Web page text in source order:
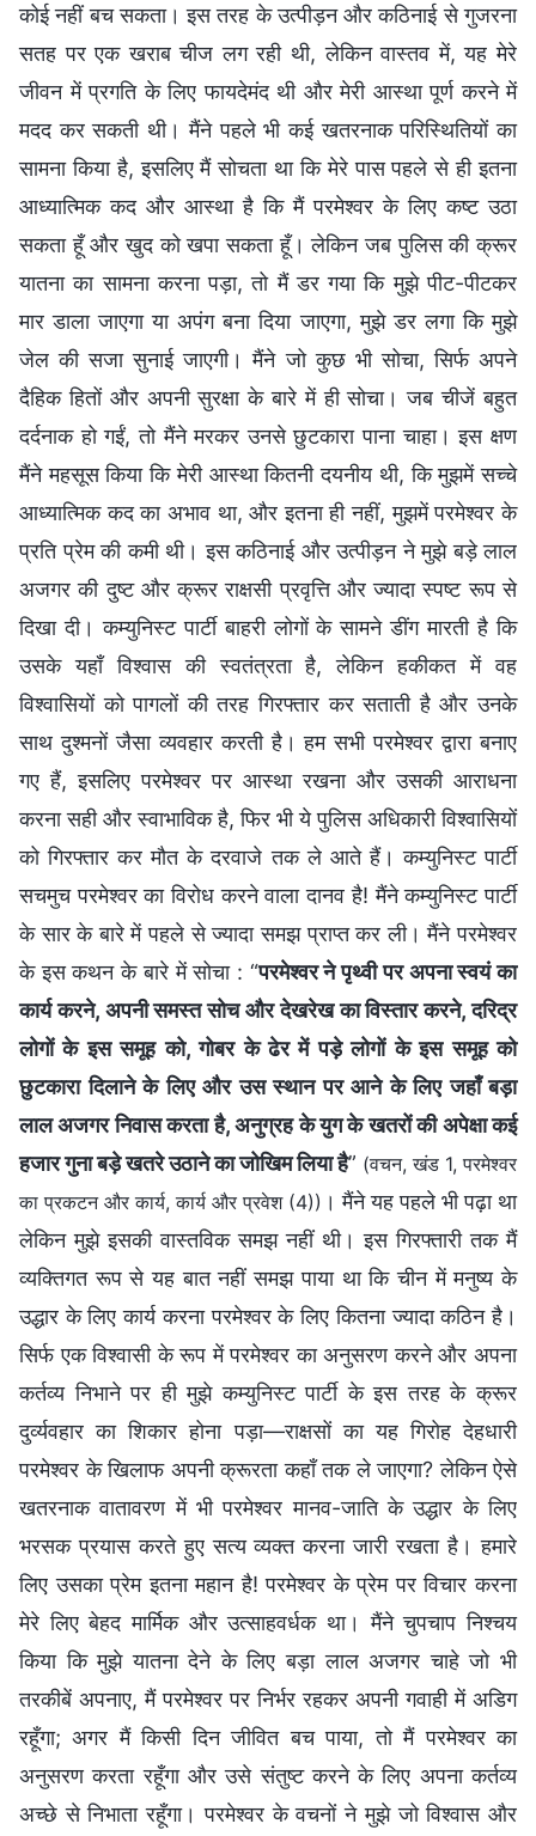
कोई नहीं बच सकता। इस तरह के उत्पीड़न और कठिनाई से गुजरना
सतह पर एक खराब चीज लग रही थी, लेकिन वास्तव में, यह मेरे
जीवन में प्रगति के लिए फायदेमंद थी और मेरी आस्था पूर्ण करने में
मदद कर सकती थी। मैंने पहले भी कई खतरनाक परिस्थितियों का
सामना किया है, इसलिए मैं सोचता था कि मेरे पास पहले से ही इतना
आध्यात्मिक कद और आस्था है कि मैं परमेश्वर के लिए कष्ट उठा
सकता हूँ और खुद को खपा सकता हूँ। लेकिन जब पुलिस की क्रूर
यातना का सामना करना पड़ा, तो मैं डर गया कि मुझे पीट-पीटकर
मार डाला जाएगा या अपंग बना दिया जाएगा, मुझे डर लगा कि मुझे
जेल की सजा सुनाई जाएगी। मैंने जो कुछ भी सोचा, सिर्फ अपने
दैहिक हितों और अपनी सुरक्षा के बारे में ही सोचा। जब चीजें बहुत
दर्दनाक हो गईं, तो मैंने मरकर उनसे छुटकारा पाना चाहा। इस क्षण
मैंने महसूस किया कि मेरी आस्था कितनी दयनीय थी, कि मुझमें सच्चे
आध्यात्मिक कद का अभाव था, और इतना ही नहीं, मुझमें परमेश्वर के
प्रति प्रेम की कमी थी। इस कठिनाई और उत्पीड़न ने मुझे बड़े लाल
अजगर की दुष्ट और क्रूर राक्षसी प्रवृत्ति और ज्यादा स्पष्ट रूप से
दिखा दी। कम्युनिस्ट पार्टी बाहरी लोगों के सामने डींग मारती है कि
उसके यहाँ विश्वास की स्वतंत्रता है, लेकिन हकीकत में वह
विश्वासियों को पागलों की तरह गिरफ्तार कर सताती है और उनके
साथ दुश्मनों जैसा व्यवहार करती है। हम सभी परमेश्वर द्वारा बनाए
गए हैं, इसलिए परमेश्वर पर आस्था रखना और उसकी आराधना
करना सही और स्वाभाविक है, फिर भी ये पुलिस अधिकारी विश्वासियों
को गिरफ्तार कर मौत के दरवाजे तक ले आते हैं। कम्युनिस्ट पार्टी
सचमुच परमेश्वर का विरोध करने वाला दानव है! मैंने कम्युनिस्ट पार्टी
के सार के बारे में पहले से ज्यादा समझ प्राप्त कर ली। मैंने परमेश्वर
के इस कथन के बारे में सोचा : “परमेश्वर ने पृथ्वी पर अपना स्वयं का
कार्य करने, अपनी समस्त सोच और देखरेख का विस्तार करने, दरिद्र
लोगों के इस समूह को, गोबर के ढेर में पड़े लोगों के इस समूह को
छुटकारा दिलाने के लिए और उस स्थान पर आने के लिए जहाँ बड़ा
लाल अजगर निवास करता है, अनुग्रह के युग के खतरों की अपेक्षा कई
हजार गुना बड़े खतरे उठाने का जोखिम लिया है” (वचन, खंड 1, परमेश्वर
का प्रकटन और कार्य, कार्य और प्रवेश (4)) । मैंने यह पहले भी पढ़ा था
लेकिन मुझे इसकी वास्तविक समझ नहीं थी। इस गिरफ्तारी तक मैं
व्यक्तिगत रूप से यह बात नहीं समझ पाया था कि चीन में मनुष्य के
उद्धार के लिए कार्य करना परमेश्वर के लिए कितना ज्यादा कठिन है।
सिर्फ एक विश्वासी के रूप में परमेश्वर का अनुसरण करने और अपना
कर्तव्य निभाने पर ही मुझे कम्युनिस्ट पार्टी के इस तरह के क्रूर
दुर्व्यवहार का शिकार होना पड़ा—राक्षसों का यह गिरोह देहधारी
परमेश्वर के खिलाफ अपनी क्रूरता कहाँ तक ले जाएगा? लेकिन ऐसे
खतरनाक वातावरण में भी परमेश्वर मानव-जाति के उद्धार के लिए
भरसक प्रयास करते हुए सत्य व्यक्त करना जारी रखता है। हमारे
लिए उसका प्रेम इतना महान है! परमेश्वर के प्रेम पर विचार करना
मेरे लिए बेहद मार्मिक और उत्साहवर्धक था। मैंने चुपचाप निश्चय
किया कि मुझे यातना देने के लिए बड़ा लाल अजगर चाहे जो भी
तरकीबें अपनाए, मैं परमेश्वर पर निर्भर रहकर अपनी गवाही में अडिग
रहूँगा; अगर मैं किसी दिन जीवित बच पाया, तो मैं परमेश्वर का
अनुसरण करता रहूँगा और उसे संतुष्ट करने के लिए अपना कर्तव्य
अच्छे से निभाता रहूँगा। परमेश्वर के वचनों ने मुझे जो विश्वास और